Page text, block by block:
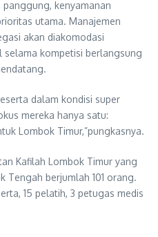
kenyamanan
utama. Manajemen
akan diakomodasi
kompetisi berlangsung
dalam kondisi super
mereka hanya satu:
Lombok Timur,”pungkasnya.
Kafilah Lombok Timur yang
Tengah berjumlah 101 orang.
15 pelatih, 3 petugas medis